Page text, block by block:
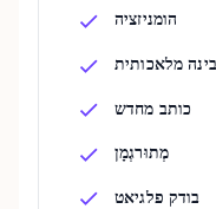
הומניזציה
מלאכותית
כותב מחדש
מְתוּרגְמָן
בודק פלגיאט